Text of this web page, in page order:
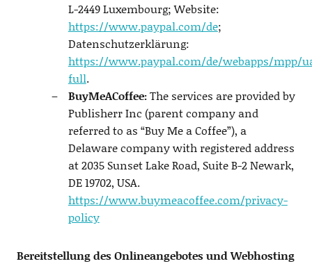
L-2449 Luxembourg; Website:
https://www.paypal.com/de;
Datenschutzerklärung:
https://www.paypal.com/de/webapps/mpp/
full.
BuyMeACoffee:The services are provided by
Publisherr Inc (parent company and
referred to as “Buy Me a Coffee”), a
Delaware company with registered address
at 2035 Sunset Lake Road, Suite B-2 Newark,
DE 19702, USA.
https://www.buymeacoffee.com/privacy-
policy
Bereitstellung des Onlineangebotes und Webhosting